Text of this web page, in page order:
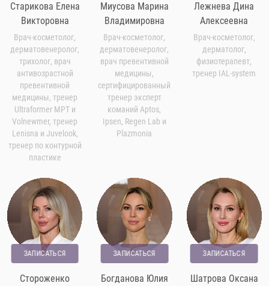
Старикова Елена
Викторовна
Врач-косметолог,
дерматовенеролог,
трихолог, врач
антивозрастной
превентивной
медицины, тренер
Ultraformer MPT и
Volnewmer, тренер
Lenisna и Juvelook,
тренер по контурной
пластике
Миусова Марина
Владимировна
Врач-косметолог,
дерматовенеролог,
врач превентивной
медицины,
сертифицированный
тренер эксперт
команий Aptos,
Ipsen, Regen Lab и
Plazmonia
Лежнева Дина
Алексеевна
Врач-косметолог,
дерматолог,
физиотерапевт,
тренер IAL-system
ЗАПИСАТЬСЯ
Стороженко
ЗАПИСАТЬСЯ
Богданова Юлия
ЗАПИСАТЬСЯ
Шатрова Оксана